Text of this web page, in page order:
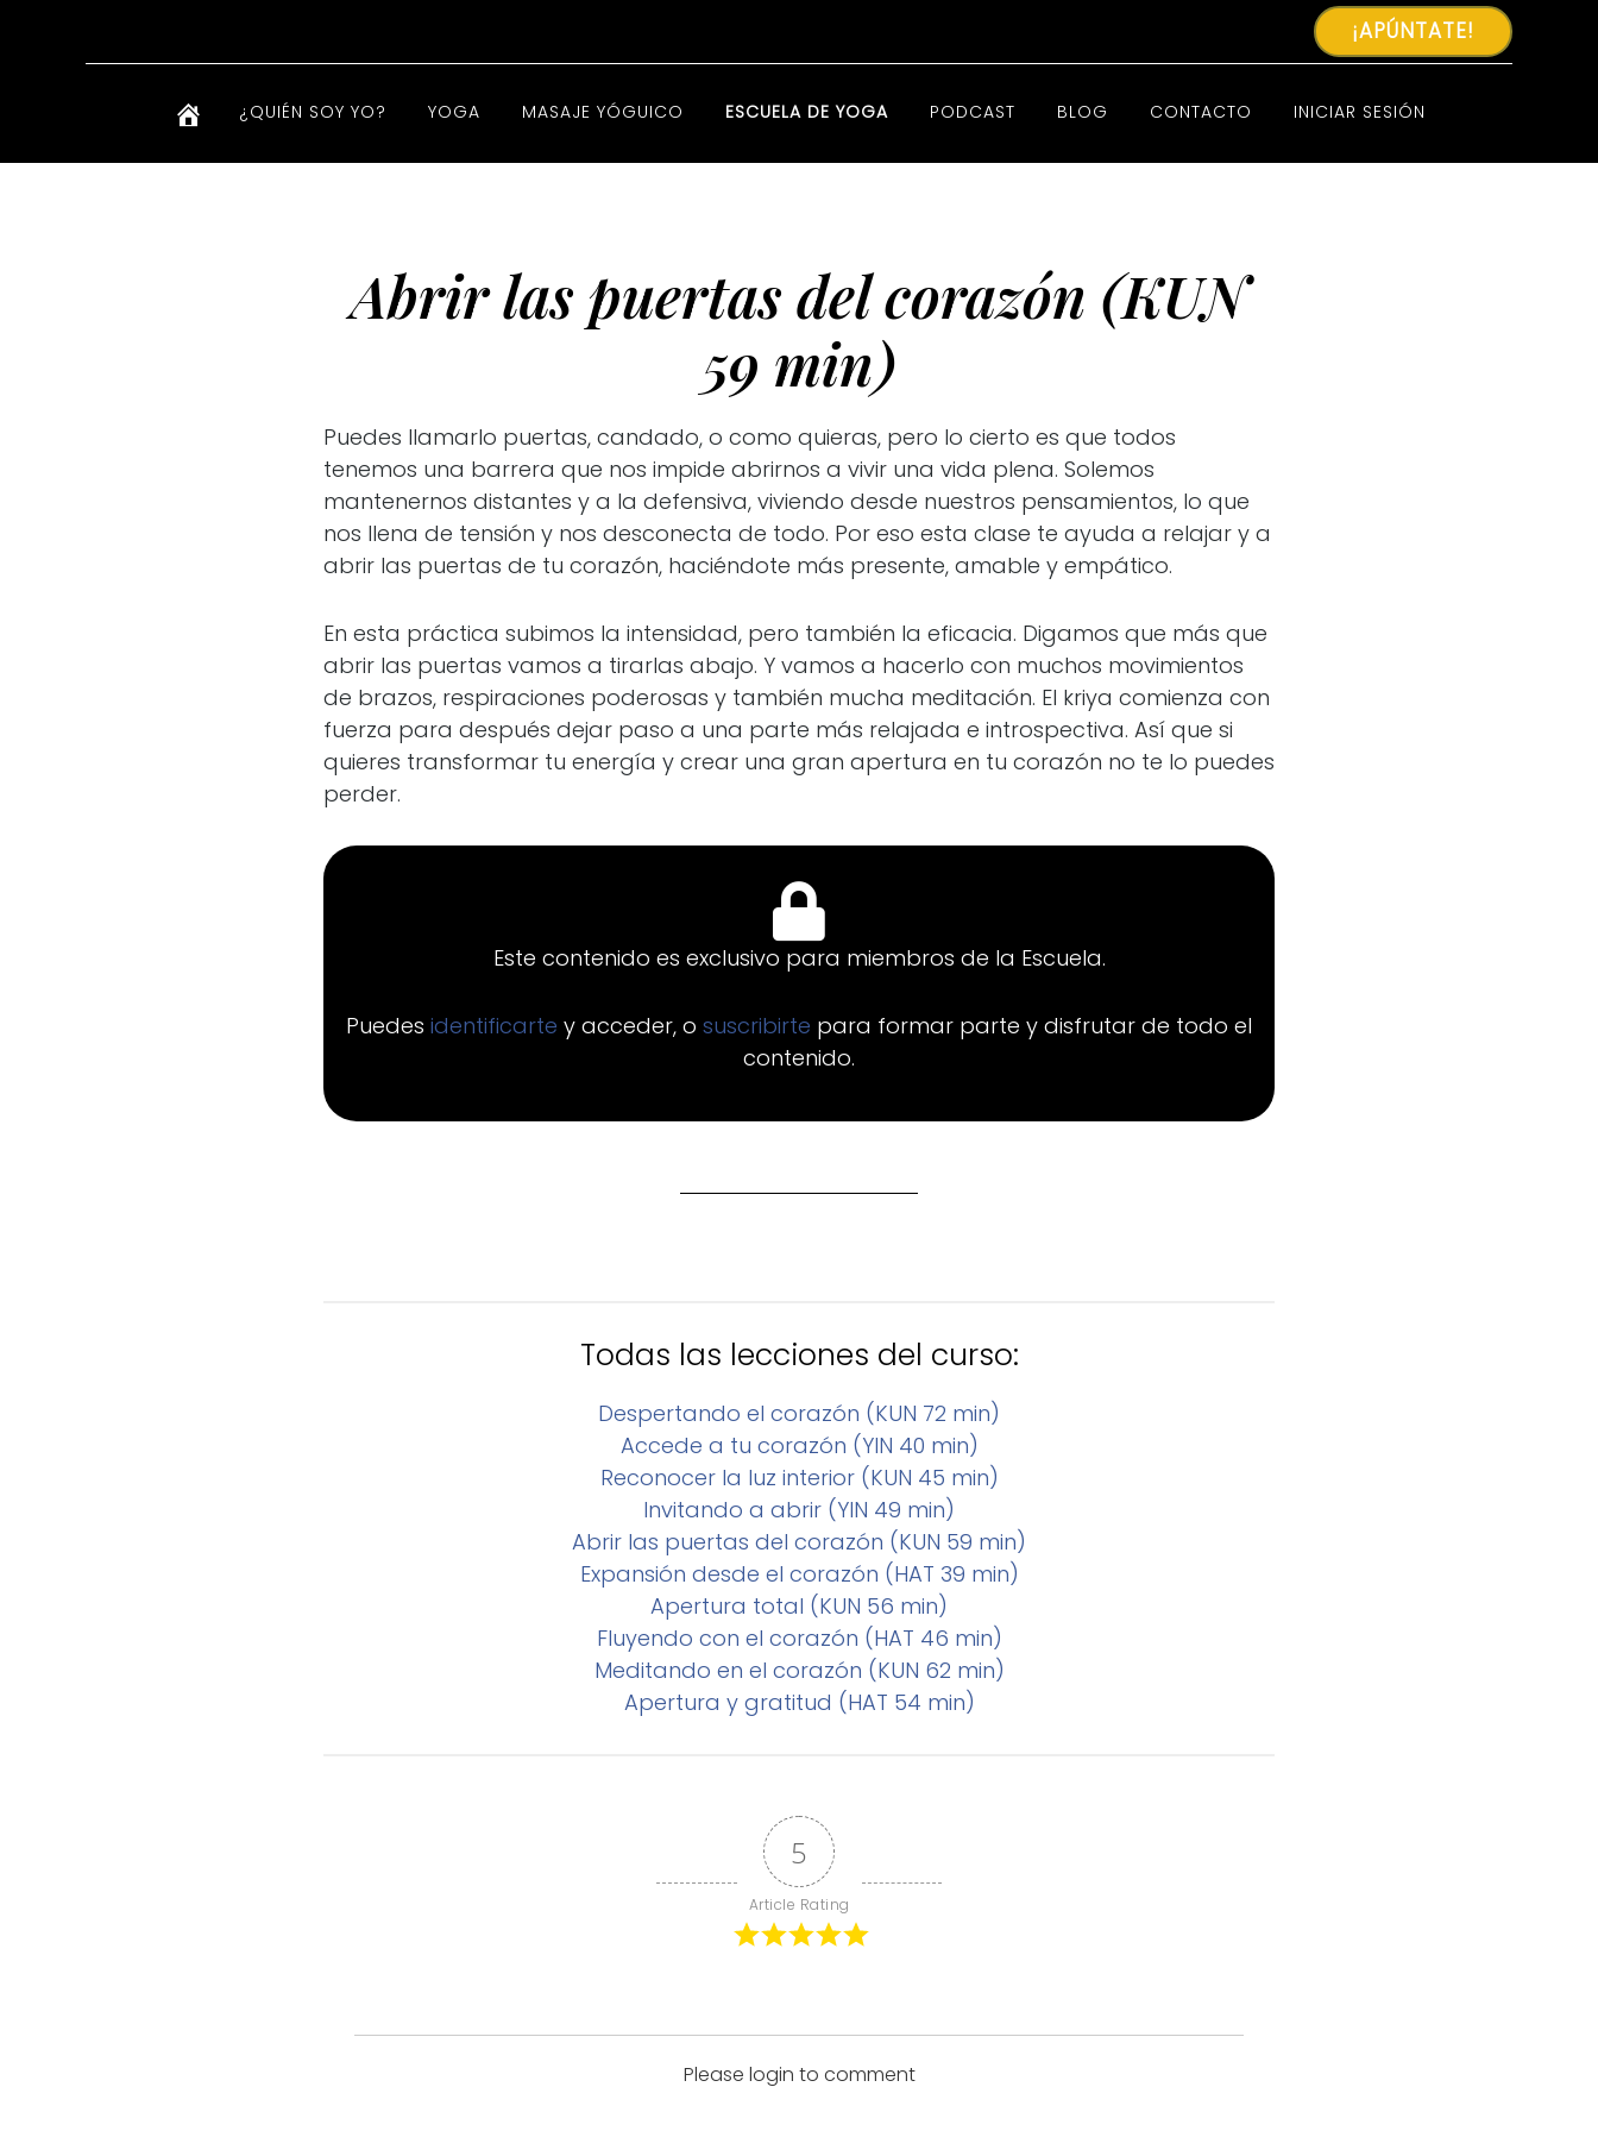
¡APÚNTATE!
¿QUIÉN SOY YO? YOGA MASAJE YÓGUICO ESCUELA DE YOGA PODCAST BLOG CONTACTO INICIAR SESIÓN
Abrir las puertas del corazón (KUN
59 min)
Puedes llamarlo puertas, candado, o como quieras, pero lo cierto es que todos
tenemos una barrera que nos impide abrirnos a vivir una vida plena. Solemos
mantenernos distantes y a la defensiva, viviendo desde nuestros pensamientos, lo que
nos llena de tensión y nos desconecta de todo. Por eso esta clase te ayuda a relajar y a
abrir las puertas de tu corazón, haciéndote más presente, amable y empático.
En esta práctica subimos la intensidad, pero también la eficacia. Digamos que más que
abrir las puertas vamos a tirarlas abajo. Y vamos a hacerlo con muchos movimientos
de brazos, respiraciones poderosas y también mucha meditación. El kriya comienza con
fuerza para después dejar paso a una parte más relajada e introspectiva. Así que si
quieres transformar tu energía y crear una gran apertura en tu corazón no te lo puedes
perder.
Este contenido es exclusivo para miembros de la Escuela.
Puedes identificarte y acceder, o suscribirte para formar parte y disfrutar de todo el
contenido.
Todas las lecciones del curso:
Despertando el corazón (KUN 72 min)
Accede a tu corazón (YIN 40 min)
Reconocer la luz interior (KUN 45 min)
Invitando a abrir (YIN 49 min)
Abrir las puertas del corazón (KUN 59 min)
Expansión desde el corazón (HAT 39 min)
Apertura total (KUN 56 min)
Fluyendo con el corazón (HAT 46 min)
Meditando en el corazón (KUN 62 min)
Apertura y gratitud (HAT 54 min)
5
Article Rating
Please login to comment